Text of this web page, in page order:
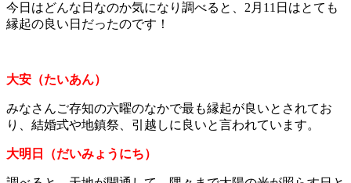
今日はどんな日なのか気になり調べると、2月11日はとても
縁起の良い日だったのです！
大安（たいあん）
みなさんご存知の六曜のなかで最も縁起が良いとされてお
り、結婚式や地鎮祭、引越しに良いと言われています。
大明日（だいみょうにち）